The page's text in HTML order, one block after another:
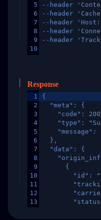
5
6
7
8
9
10
--header
--header
--header 'Host:
--header
--header
Response
1
2
3
4
5
6
7
8
9
10
11
12
13
{
  "meta": {
"code":
"type":
"message":
  },
  "data": {
      {
"id":